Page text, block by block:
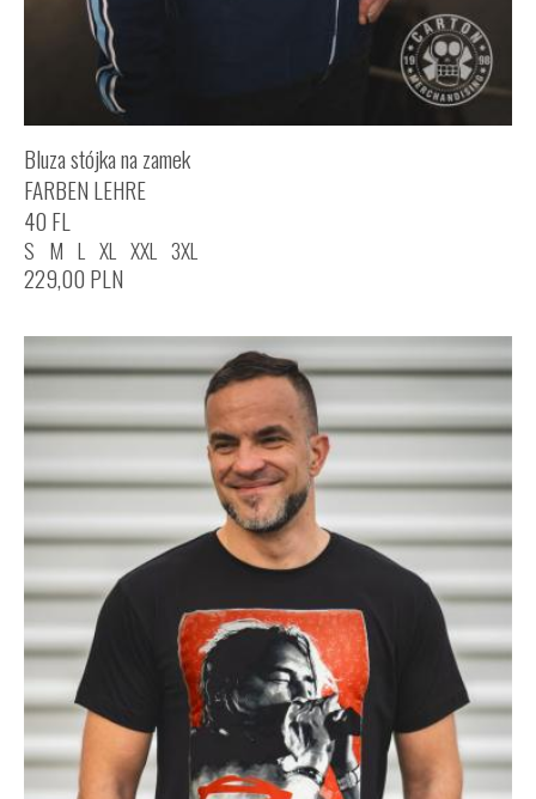
Bluza stójka na zamek
FARBEN LEHRE
40 FL
S M L XL XXL 3XL
229,00 PLN